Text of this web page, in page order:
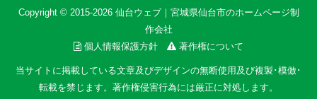
Copyright © 2015-2026 仙台ウェブ｜宮城県仙台市のホームページ制
作会社
個人情報保護方針
著作権について
当サイトに掲載している文章及びデザインの無断使用及び複製･模倣･
転載を禁じます。著作権侵害行為には厳正に対処します。